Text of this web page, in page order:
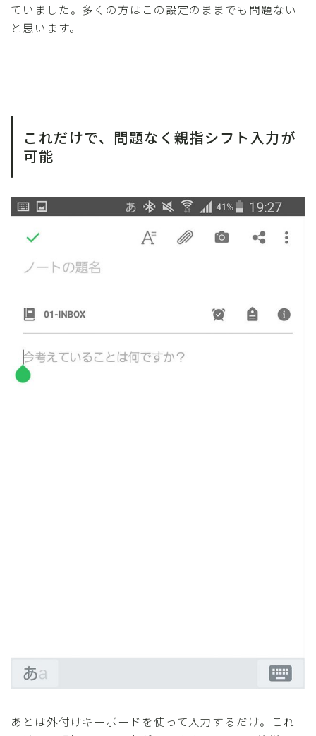
ていました。多くの方はこの設定のままでも問題ない
と思います。
これだけで、問題なく親指シフト入力が
可能
あとは外付けキーボードを使って入力するだけ。これ